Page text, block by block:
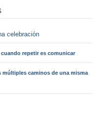
celebración
cuando repetir es comunicar
múltiples caminos de una misma